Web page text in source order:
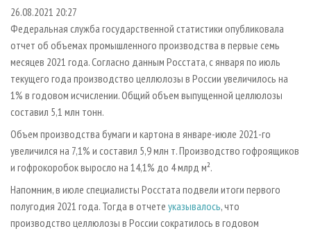
СУШКА ДРЕВЕСИНЫ
ПРОИЗВОДСТВО ДРЕВЕСНЫХ ПЛИТ
ДЕРЕВЯННОЕ ДОМОСТРОЕНИЕ
ПРОИЗВОДСТВО МЕБЕЛИ
БИОЭНЕРГЕТИКА
ИНСТРУМЕНТ И МАТЕРИАЛЫ
ПЕРСОНЫ
МОБИЛЬНЫЕ ВЫСТАВКИ
ОФИЦИАЛЬНЫЕ ДЕЛЕГАЦИИ
ПРИОРИТЕТНЫЕ ИНВЕСТПРОЕКТЫ
RUSSIAN FORESTRY REVIEW
ГАЗЕТА ЛЕСПРОМФОРУМ
БИБЛИОТЕКА СПЕЦИАЛИСТА
КОНТАКТЫ
РЕКЛАМА
РЕКЛАМА НА САЙТЕ
26.08.2021 20:27
Федеральная служба государственной статистики опубликовала
отчет об объемах промышленного производства в первые семь
месяцев 2021 года. Согласно данным Росстата, с января по июль
текущего года производство целлюлозы в России увеличилось на
1% в годовом исчислении. Общий объем выпущенной целлюлозы
составил 5,1 млн тонн.
Объем производства бумаги и картона в январе-июле 2021-го
увеличился на 7,1% и составил 5,9 млн т. Производство гофроящиков
и гофрокоробок выросло на 14,1% до 4 млрд м².
Напомним, в июле специалисты Росстата подвели итоги первого
полугодия 2021 года. Тогда в отчете указывалось, что
производство целлюлозы в России сократилось в годовом